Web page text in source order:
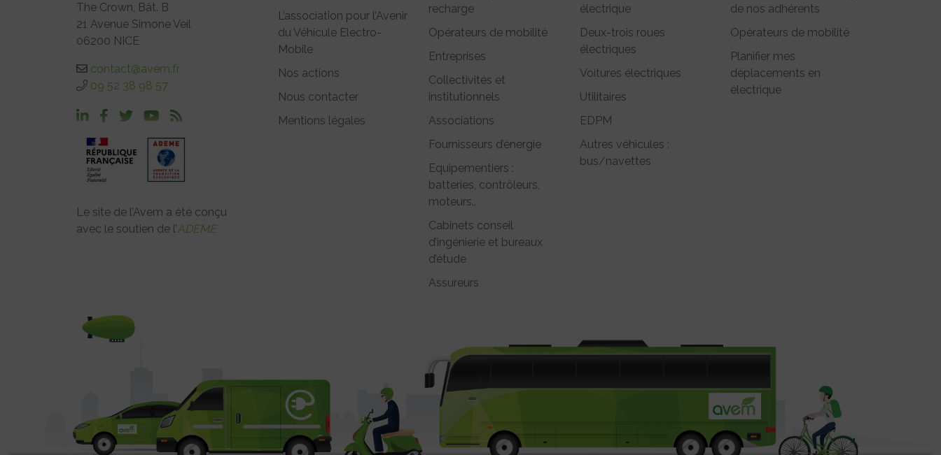
The Crown, Bât. B
21 Avenue Simone Veil
06200 NICE
contact@avem.fr
09 52 38 98 57
Le site de l’Avem a été conçu
avec le soutien de l’ADEME
L’association pour l’Avenir
du Véhicule Electro-
Mobile
Nos actions
Nous contacter
Mentions légales
recharge
Opérateurs de mobilité
Entreprises
Collectivités et
institutionnels
Associations
Fournisseurs d’énergie
Equipementiers :
batteries, contrôleurs,
moteurs..
Cabinets conseil
d’ingénierie et bureaux
d’étude
Assureurs
électrique
Deux-trois roues
électriques
Voitures électriques
Utilitaires
EDPM
Autres véhicules :
bus/navettes
de nos adhérents
Opérateurs de mobilité
Planifier mes
déplacements en
électrique